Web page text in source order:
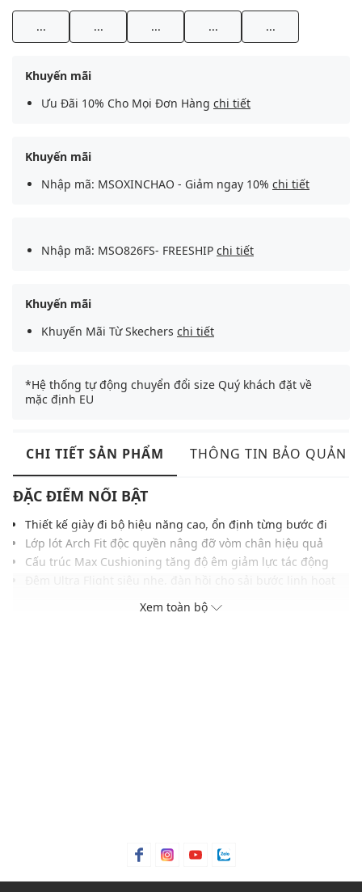
... ... ... ... ...
Khuyến mãi
Ưu Đãi 10% Cho Mọi Đơn Hàng chi tiết
Khuyến mãi
Nhập mã: MSOXINCHAO - Giảm ngay 10% chi tiết
Nhập mã: MSO826FS- FREESHIP chi tiết
Khuyến mãi
Khuyến Mãi Từ Skechers chi tiết
*Hệ thống tự động chuyển đổi size Quý khách đặt về
mặc định EU
CHI TIẾT SẢN PHẨM THÔNG TIN BẢO QUẢN
ĐẶC ĐIỂM NỔI BẬT
Thiết kế giày đi bộ hiệu năng cao, ổn định từng bước đi
Lớp lót Arch Fit độc quyền nâng đỡ vòm chân hiệu quả
Cấu trúc Max Cushioning tăng độ êm giảm lực tác động
Công nghệ Hyper Arc hỗ trợ chuyển động mượt mà hơn
Thân giày vải lưới thoáng khí giúp tạo cảm giác dễ chịu
Xem toàn bộ